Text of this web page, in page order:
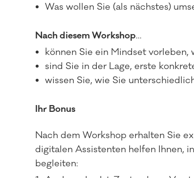
Was wollen Sie (als nächstes)
Nach diesem Workshop…
können Sie ein Mindset
sind Sie in der Lage, erste
wissen Sie, wie Sie
Ihr Bonus
Nach dem Workshop erhalten Sie
digitalen Assistenten helfen Ihnen,
begleiten: